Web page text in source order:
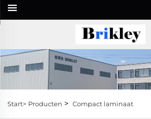
Start> Producten > Compact laminaat